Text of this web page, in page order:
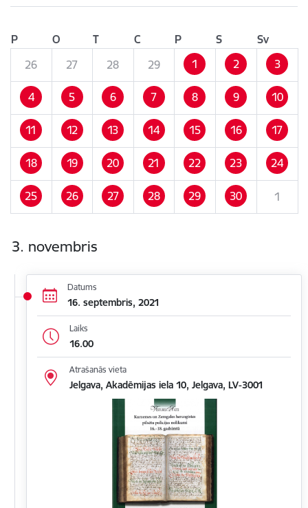
P O T C P S
Sv
26
27 28 29 1 2 3
4 5 6 7 8 9 10
11 12 13 14 15 16 17
18 19 20 21 22 23 24
25 26 27 28 29 30 1
3. novembris
Datums
16. septembris, 2021
Laiks
16.00
Atrašanās vieta
Jelgava, Akadēmijas iela 10, Jelgava, LV-3001